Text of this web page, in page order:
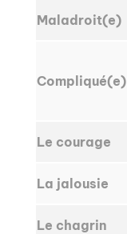
Maladroit(e)
Compliqué(e)
Le courage
La jalousie
Le chagrin